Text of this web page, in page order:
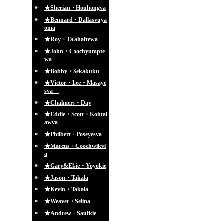
★Sherian・Honhongva
★Bennard・Dallasvuya
oma
★Roy・Talahaftewa
★John・Coochyumpte
wa
★Bobby・Sekakuku
★Victor・Lee・Masaye
sva
★Chalmers・Day
★Eddie・Scott・Kohtal
awva
★Philbert・Poseyesva
★Marcus・Coochwikvi
a
★Gary&Elsie・Yoyokie
★Jason・Takala
★Kevin・Takala
★Weaver・Selina
★Andrew・Saufkie